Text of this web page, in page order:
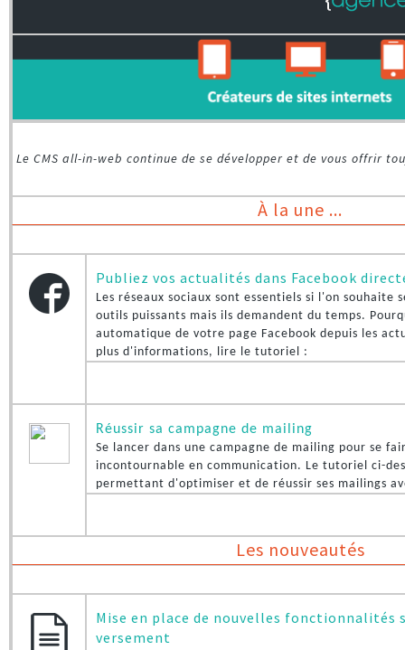
Le CMS all-in-web continue de se développer et de vous offrir
À la une ...
Publiez vos actualités dans Facebook
Les réseaux sociaux sont essentiels si l'on souhaite
outils puissants mais ils demandent du temps.
automatique de votre page Facebook depuis les
plus d'informations, lire le tutoriel :
Réussir sa campagne de mailing
Se lancer dans une campagne de mailing pour se
incontournable en communication. Le tutoriel ci-
permettant d'optimiser et de réussir ses mailings
Les nouveautés
Mise en place de nouvelles fonctionnalités
versement